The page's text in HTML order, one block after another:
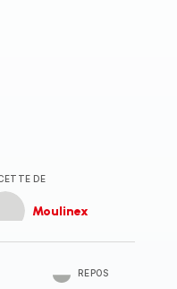
DE
Moulinex
REPOS